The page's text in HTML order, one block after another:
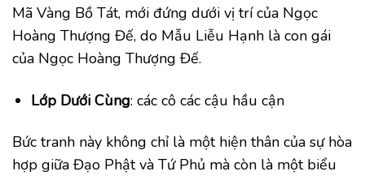
Mã Vàng Bồ Tát, mới đứng dưới vị trí của Ngọc
Hoàng Thượng Đế, do Mẫu Liễu Hạnh là con gái
của Ngọc Hoàng Thượng Đế.
Lớp Dưới Cùng: các cô các cậu hầu cận
Bức tranh này không chỉ là một hiện thân của sự hòa
hợp giữa Đạo Phật và Tứ Phủ mà còn là một biểu